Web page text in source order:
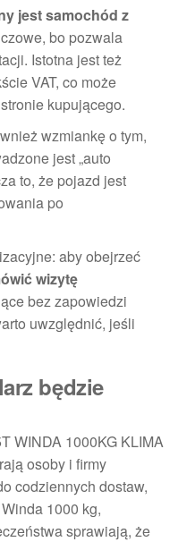
jest samochód z
bo pozwala
Istotna jest też
VAT, co może
kupującego.
wzmiankę o tym,
jest „auto
to, że pojazd jest
po
aby obejrzeć
wizytę
bez zapowiedzi
uwzględnić, jeśli
będzie
WINDA 1000KG KLIMA
osoby i firmy
codziennych dostaw,
1000 kg,
sprawiają, że